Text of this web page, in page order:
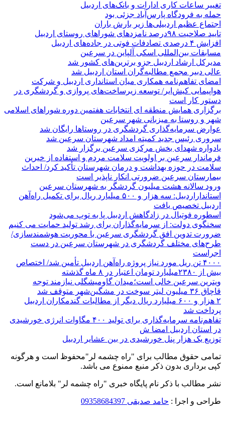
تغییر ساعات کاری ادارات و بانک‌های اردبیل
حمله به فرودگاه پارس‌‌آباد جزئی بود
اجتماع عظیم اردبیلی‌ها زیر بارش باران
تایید صلاحیت ۹۸درصد نامزدهای شوراهای روستای اردبیل
افزایش ۴ درصدی تصادفات فوتی در جاده‌های اردبیل
مسابقات بین‌المللی اسکی آلپاین در سرعین
مدیرکل ارشاد اردبیل جزو برترین‌های کشور شد
عالی دبیر مجمع مطالبه‌گران استان اردبیل شد
امضای تفاهم‌نامه همکاری میان استانداری اردبیل و شرکت
هواپیمایی کیش‌ایر/ توسعه زیرساخت‌های پروازی و گردشگری در
دستور کار است
برگزاری همایش منطقه ای انتخابات هفتمین دوره شوراهای اسلامی
شهر و روستا به میزبانی شهر سرعین
عوارض سرمایه‌گذاری گردشگری در روستاها رایگان شد
سروری رئیس جدید کمیته امداد شهرستان سرعین شد
یادواره شهدای بخش مرکزی سرعین برگزار شد
فرماندار سرعین بر اولویت سلامت مردم و استفاده از خیرین
سلامت در حوزه بهداشت و درمان شهرستان تأکید کرد/ احداث
بیمارستان سرعین ضرورتی انکار ناپذیر است
ورود سالانه هشت میلیون گردشگر به شهرستان سرعین
استانداراردبیل: سه هزار و ۵۰۰ میلیارد ریال برای تکمیل راه‌آهن
اردبیل تخصیص یافت
اسطوره فوتبال در زادگاهش اردبیل پا به توپ می‌شود
سخنگوی دولت: از سرمایه‌گذاران برای رشد تولید حمایت می کنیم
ضرورت تدوین افق گردشگری سرعین با محوریت هوشمندسازی/
طرح‌های مختلف گردشگری در شهرستان سرعین در دست
اجراست
۴۰۰۰ تن ریل مورد نیاز پروژه راه‌آهن اردبیل تأمین شد/ اختصاص
بیش از ۲۳۸۰میلیارد تومان اعتبار در ۸ ماه گذشته
ویترین سرعین خالی است؛میدان گاومیشگلی نیازمند توجه
قاچاق ۳۶ میلیون لیتر سوخت در مشگین‌شهر متوقف شد
۲ هزار و ۶۰۰‌ میلیارد ریال دیگر از مطالبات گندمکاران اردبیل
پرداخت شد
تفاهم‌نامه سرمایه‌گذاری برای تولید ۴۰۰ مگاوات انرژی خورشیدی
در استان اردبیل امضا ش
توزیع یک هزار پنل خورشیدی در بین عشایر اردبیل
تمامی حقوق مطالب برای "راه چشمه لر"محفوظ است و هرگونه
کپی برداری بدون ذکر منبع ممنوع می باشد.
نشر مطالب با ذکر نام پایگاه خبری "راه چشمه لر" بلامانع است.
طراحی و اجرا : حامد صدیقی 09358684397